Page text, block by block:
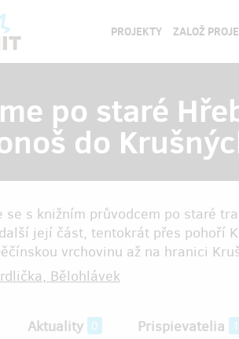
PROJEKTY ZALOŽ
po staré
do
se s knižním průvodcem po staré
její část, tentokrát přes pohoří
vrchovinu až na hranici
Bělohlávek
Aktuality 0 Prispievatelia